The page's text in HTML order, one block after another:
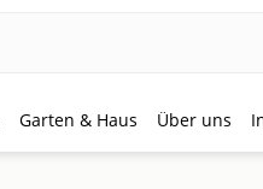
Garten & Haus Über uns